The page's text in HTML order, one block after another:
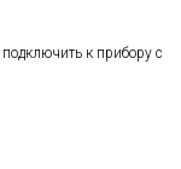
к прибору с